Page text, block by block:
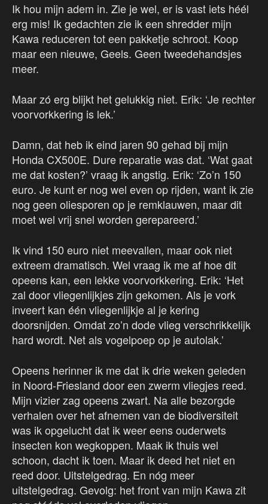
Ik hou mijn adem in. Zie je wel, er is vast iets héél
erg mis! Ik gedachten zie ik een shredder mijn
Kawa reduceren tot een pakketje schroot. Koop
maar een nieuwe, Geels. Geen tweedehandsjes
meer.
Maar zó erg blijkt het gelukkig niet. Erik: ‘Je rechter
voorvorkkering is lek.’
Damn, dat heb ik eind jaren 90 gehad bij mijn
Honda CX500E. Dure reparatie was dat. ‘Wat gaat
me dat kosten?’ vraag ik angstig. Erik: ‘Zo’n 150
euro. Je kunt er nog wel even op rijden, want ik zie
nog geen oliesporen op je remklauwen, maar dit
moet wel vrij snel worden gerepareerd.’
Ik vind 150 euro niet meevallen, maar ook niet
extreem dramatisch. Wel vraag ik me af hoe dit
opeens kan, een lekke voorvorkkering. Erik: ‘Het
zal door vliegenlijkjes zijn gekomen. Als je vork
inveert kan één vliegenlijkje al je kering
doorsnijden. Omdat zo’n dode vlieg verschrikkelijk
hard wordt. Net als vogelpoep op je autolak.’
Opeens herinner ik me dat ik drie weken geleden
in Noord-Friesland door een zwerm vliegjes reed.
Mijn vizier zag opeens zwart. Na alle bezorgde
verhalen over het afnemen van de biodiversiteit
was ik opgelucht dat ik weer eens ouderwets
insecten kon wegkoppen. Maak ik thuis wel
schoon, dacht ik toen. Maar ik deed het niet en
reed door. Uitstelgedrag. En nóg meer
uitstelgedrag. Gevolg: het front van mijn Kawa zit